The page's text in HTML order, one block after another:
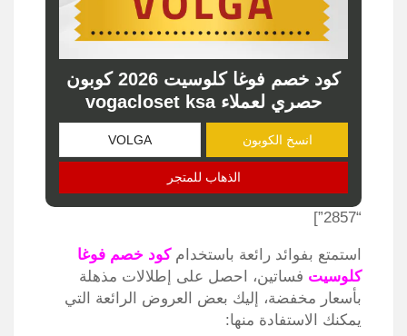
كود خصم فوغا كلوسيت 2026 كوبون
حصري لعملاء vogacloset ksa
انسخ الكوبون
الذهاب للمتجر
“2857”]
استمتع بفوائد رائعة باستخدامكود خصم فوغا
كلوسيت فساتين، احصل على إطلالات مذهلة
بأسعار مخفضة، إليك بعض العروض الرائعة التي
يمكنك الاستفادة منها: